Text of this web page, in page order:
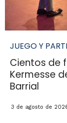
JUEGO Y
Cientos de
Kermesse
Barrial
3 de agosto de